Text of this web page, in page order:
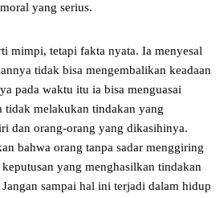
yang serius.
mimpi, tetapi fakta nyata. Ia menyesal
tidak bisa mengembalikan keadaan
pada waktu itu ia bisa menguasai
tidak melakukan tindakan yang
dan orang-orang yang dikasihinya.
bahwa orang tanpa sadar menggiring
yang menghasilkan tindakan
sampai hal ini terjadi dalam hidup